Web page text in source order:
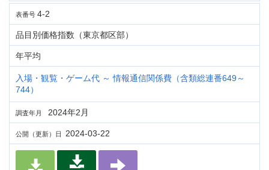
表番号 4-2
品目別価格指数（東京都区部）
年平均
入場・観覧・ゲーム代 ～ 情報通信関係費（含類総連番649～
744）
調査年月 2024年2月
公開（更新）日 2024-03-22